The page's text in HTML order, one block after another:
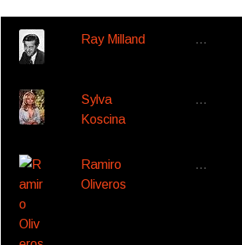
Ray Milland …
Sylva
Koscina
…
Ramiro
Oliveros
…